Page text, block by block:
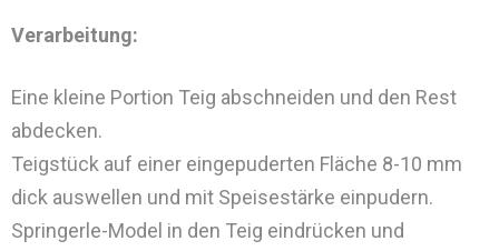
Verarbeitung:
Eine kleine Portion Teig abschneiden und den Rest
abdecken.
Teigstück auf einer eingepuderten Fläche 8-10 mm
dick auswellen und mit Speisestärke einpudern.
Springerle-Model in den Teig eindrücken und